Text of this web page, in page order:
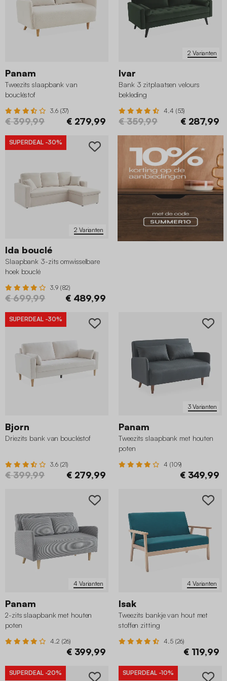
Panam
Tweezits slaapbank van
boucléstof
3.6 (37)
€ 399,99 € 279,99
2 Varianten
Ivar
Bank 3 zitplaatsen velours
bekleding
4.4 (53)
€ 359,99 € 287,99
2 Varianten
SUPERDEAL -30%
Ida bouclé
Slaapbank 3-zits omwisselbare
hoek bouclé
3.9 (82)
€ 699,99 € 489,99
SUPERDEAL -30%
Bjorn
Driezits bank van boucléstof
3.6 (21)
€ 399,99 € 279,99
3 Varianten
Panam
Tweezits slaapbank met houten
poten
4 (109)
€ 349,99
4 Varianten
Panam
2-zits slaapbank met houten
poten
4.2 (26)
€ 399,99
4 Varianten
Isak
Tweezits bankje van hout met
stoffen zitting
4.5 (26)
€ 119,99
SUPERDEAL -20% SUPERDEAL -10%